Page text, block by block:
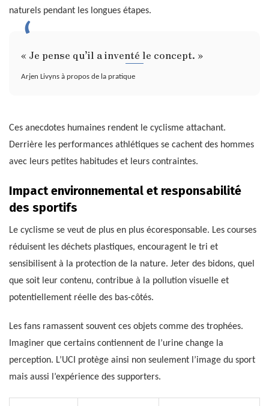
naturels pendant les longues étapes.
« Je pense qu’il a inventé le concept. »
Arjen Livyns à propos de la pratique
Ces anecdotes humaines rendent le cyclisme attachant.
Derrière les performances athlétiques se cachent des hommes
avec leurs petites habitudes et leurs contraintes.
Impact environnemental et responsabilité
des sportifs
Le cyclisme se veut de plus en plus écoresponsable. Les courses
réduisent les déchets plastiques, encouragent le tri et
sensibilisent à la protection de la nature. Jeter des bidons, quel
que soit leur contenu, contribue à la pollution visuelle et
potentiellement réelle des bas-côtés.
Les fans ramassent souvent ces objets comme des trophées.
Imaginer que certains contiennent de l’urine change la
perception. L’UCI protège ainsi non seulement l’image du sport
mais aussi l’expérience des supporters.